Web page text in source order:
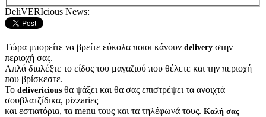
DeliVERIcious News:
Τώρα μπορείτε να βρείτε εύκολα ποιοι κάνουν delivery στην
περιοχή σας.
Απλά διαλέξτε το είδος του μαγαζιού που θέλετε και την περιοχή
που βρίσκεστε.
Το delivericious θα ψάξει και θα σας επιστρέψει τα ανοιχτά
σουβλατζίδικα, pizzariες
και εστιατόρια, τα menu τους και τα τηλέφωνά τους. Καλή σας